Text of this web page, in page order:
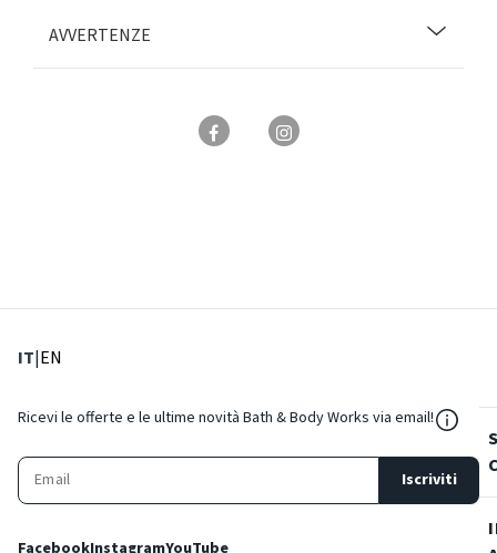
AVVERTENZE
IT: Lingua corrente
|EN
Ricevi le offerte e le ultime novità Bath & Body Works via email!
Iscriviti